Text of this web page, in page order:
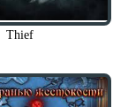
Thief